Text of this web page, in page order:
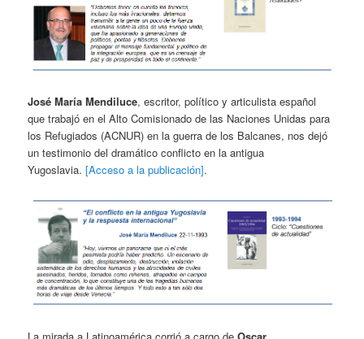
José María Mendiluce, escritor, político y articulista español
que trabajó en el Alto Comisionado de las Naciones Unidas para
los Refugiados (ACNUR) en la guerra de los Balcanes, nos dejó
un testimonio del dramático conflicto en la antigua
Yugoslavia.[Acceso a la publicación].